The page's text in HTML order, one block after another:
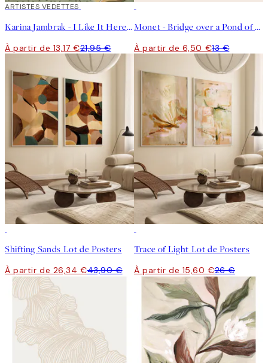
40%*
ARTISTES VEDETTES
Karina Jambrak - I Like It Here Affiche
À partir de 13,17 €21,95 €
Monet - Bridge over a Pond of Water Lilies Affiche
À partir de 6,50 €13 €
Shifting Sands Lot de Posters
À partir de 26,34 €43,90 €
Trace of Light Lot de Posters
À partir de 15,60 €26 €